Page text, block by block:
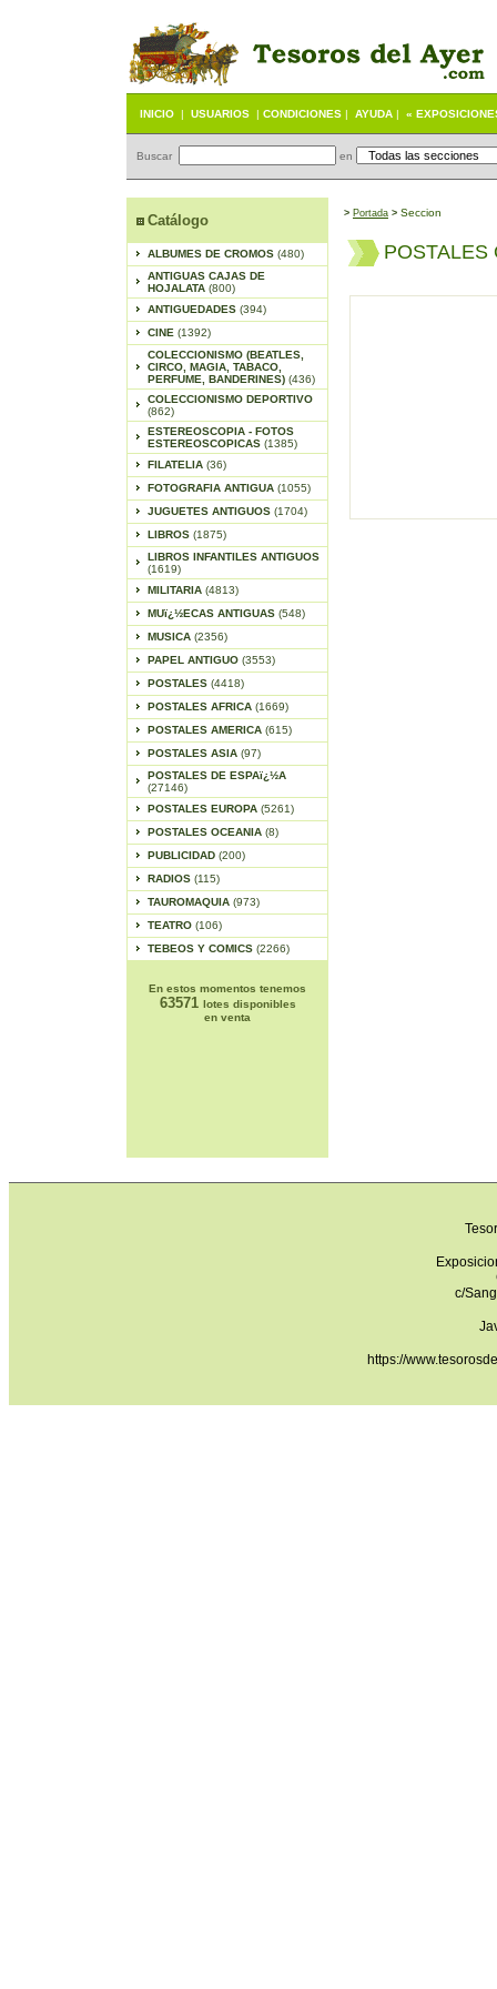
INICIO | USUARIOS | CONDICIONES | AYUDA | «
Buscar en
Catálogo
ALBUMES DE CROMOS (480)
ANTIGUAS CAJAS DE
HOJALATA (800)
ANTIGUEDADES (394)
CINE (1392)
COLECCIONISMO (BEATLES,
CIRCO, MAGIA, TABACO,
PERFUME, BANDERINES) (436)
COLECCIONISMO DEPORTIVO
(862)
ESTEREOSCOPIA - FOTOS
ESTEREOSCOPICAS (1385)
FILATELIA (36)
FOTOGRAFIA ANTIGUA (1055)
JUGUETES ANTIGUOS (1704)
LIBROS (1875)
LIBROS INFANTILES ANTIGUOS
(1619)
MILITARIA (4813)
MUï¿½ECAS ANTIGUAS (548)
MUSICA (2356)
PAPEL ANTIGUO (3553)
POSTALES (4418)
POSTALES AFRICA (1669)
POSTALES AMERICA (615)
POSTALES ASIA (97)
POSTALES DE ESPAï¿½A
(27146)
POSTALES EUROPA (5261)
POSTALES OCEANIA (8)
PUBLICIDAD (200)
RADIOS (115)
TAUROMAQUIA (973)
TEATRO (106)
TEBEOS Y COMICS (2266)
En estos momentos tenemos
63571 lotes disponibles
en venta
> Portada > Seccion
c/
https://